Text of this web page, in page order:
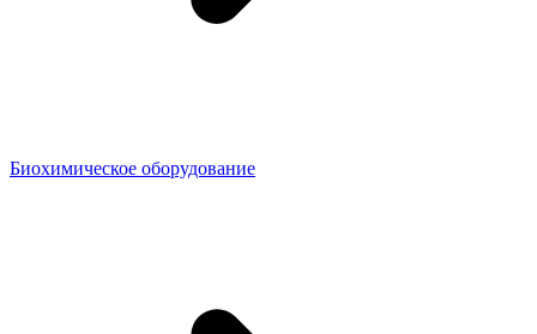
Биохимическое оборудование